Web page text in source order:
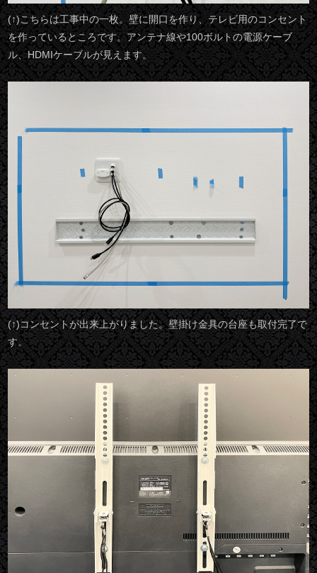
(↑)こちらは工事中の一枚。壁に開口を作り、テレビ用のコンセント
を作っているところです。アンテナ線や100ボルトの電源ケーブ
ル、HDMIケーブルが見えます。
(↑)コンセントが出来上がりました。壁掛け金具の台座も取付完了で
す。